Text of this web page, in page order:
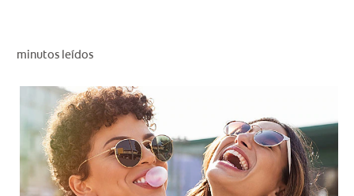
SV (ES)
SUSCRÍBASE
minutos leídos